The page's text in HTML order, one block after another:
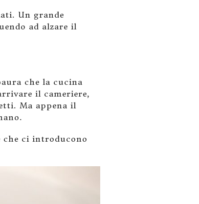
Un grande
ad alzare il
che la cucina
il cameriere,
Ma appena il
che ci introducono